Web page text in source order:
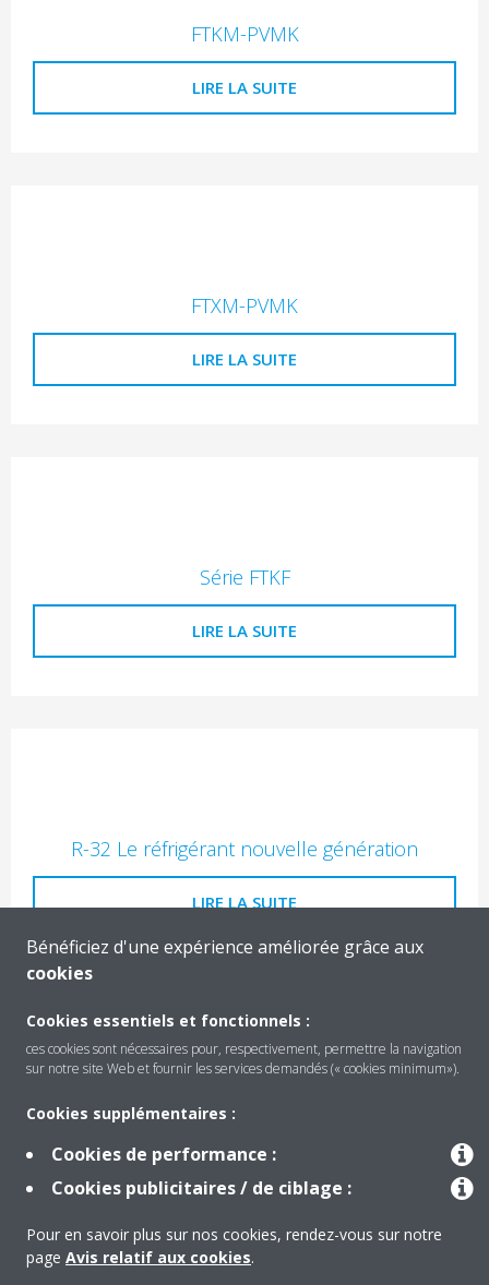
FTKM-PVMK
LIRE LA SUITE
FTXM-PVMK
LIRE LA SUITE
Série FTKF
LIRE LA SUITE
R-32 Le réfrigérant nouvelle génération
LIRE LA SUITE
Technologie Inverter
Bénéficiez d'une expérience améliorée grâce aux
cookies
Cookies essentiels et fonctionnels :
ces cookies sont nécessaires pour, respectivement, permettre la navigation
sur notre site Web et fournir les services demandés (« cookies minimum»).
Cookies supplémentaires :
Cookies de performance :
Cookies publicitaires / de ciblage :
Pour en savoir plus sur nos cookies, rendez-vous sur notre
page Avis relatif aux cookies.